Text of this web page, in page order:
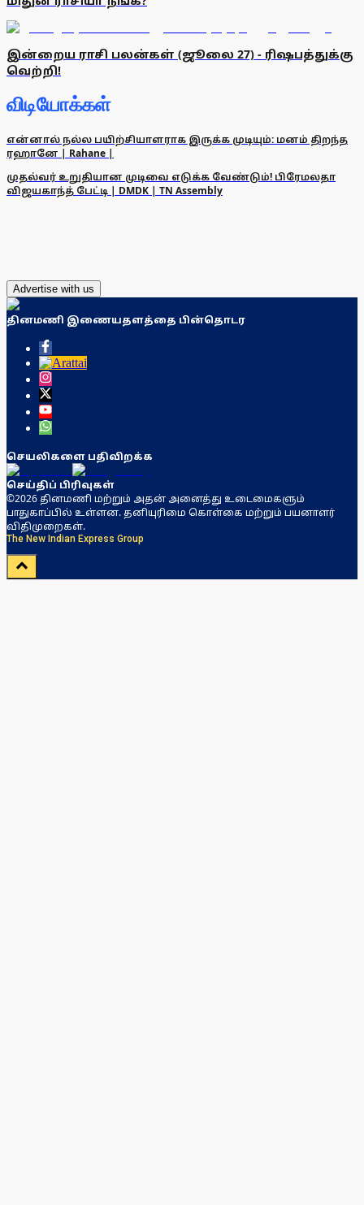
இன்றைய ராசி பலன்கள் (ஜூலை 27) - ரிஷபத்துக்கு
வெற்றி!
விடியோக்கள்
என்னால் நல்ல பயிற்சியாளராக இருக்க முடியும்: மனம் திறந்த
ரஹானே | Rahane |
முதல்வர் உறுதியான முடிவை எடுக்க வேண்டும்! பிரேமலதா
விஜயகாந்த் பேட்டி | DMDK | TN Assembly
Advertise with us
தினமணி இணையதளத்தை பின்தொடர
செயலிகளை பதிவிறக்க
செய்திப் பிரிவுகள்
©2026 தினமணி மற்றும் அதன் அனைத்து உடைமைகளும்
பாதுகாப்பில் உள்ளன. தனியுரிமை கொள்கை மற்றும் பயனாளர்
விதிமுறைகள்.
The New Indian Express Group